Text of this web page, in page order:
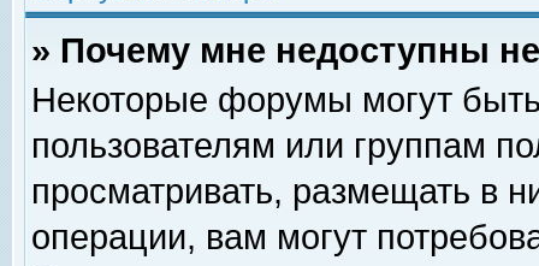
» Почему мне недоступны
Некоторые форумы могут
пользователям или группам
просматривать, размещать в
операции, вам могут